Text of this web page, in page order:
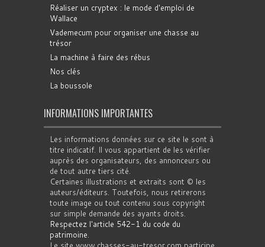
Réaliser un cryptex : le mode d'emploi de
Wallace
Vademecum pour organiser une chasse au
trésor
La machine à faire des rébus
Nos clés
La boussole
INFORMATIONS IMPORTANTES
Les informations données sur ce site le sont à
titre indicatif. Il vous appartient de les vérifier
auprès des organisateurs, des annonceurs ou
de tout autre tiers cité.
Certaines illustrations et extraits sont © les
auteurs/éditeurs. Toutefois, nous retirerons
toute image ou tout contenu sous copyright
sur simple demande des ayants droits.
Respectez l'article 542-1 du code du
patrimoine.